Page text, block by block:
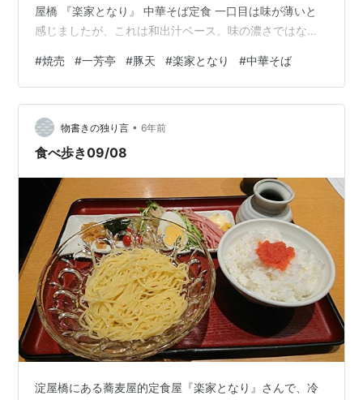
屋橋 『楽家となり』 中華そば定食 一口目は味が薄いと
感じましたが、これは和出汁ベース。味の濃さではな
いですが中華そば麺版の蕎麦みたいな味。まぁ、メニュ
ーに蕎麦があるお店、というか蕎麦屋だしね。申し訳程
度のラーメン要素である叉焼が入っていますがむしろい
らない気がします。もっと蕎麦に寄せていいと感じまし
た。こうしてみると中華そばって日本料理なんだなって
#焼売 #一芳亭 #豚天 #楽家となり #中華そば
物書きの独り言 • 6年前
食べ歩き09/08
淀屋橋にある蕎麦屋的定食屋『楽家となり』さんで、冷